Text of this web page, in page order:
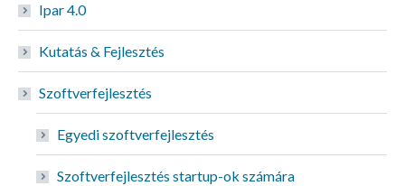
Ipar 4.0
Kutatás & Fejlesztés
Szoftverfejlesztés
Egyedi szoftverfejlesztés
Szoftverfejlesztés startup-ok számára